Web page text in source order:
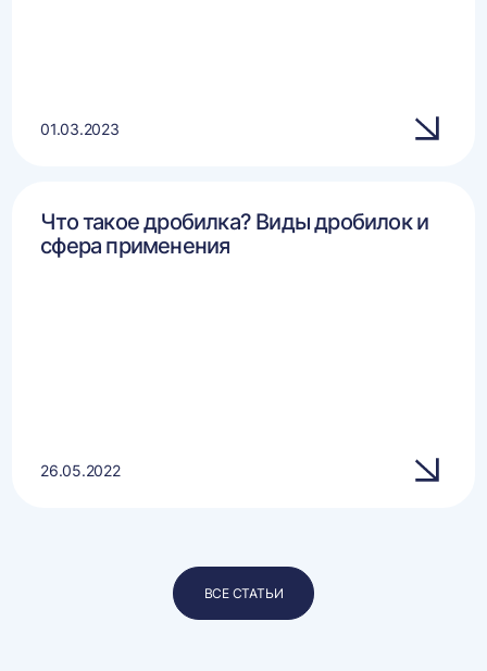
01.03.2023
Что такое дробилка? Виды дробилок и
сфера применения
26.05.2022
ВСЕ СТАТЬИ